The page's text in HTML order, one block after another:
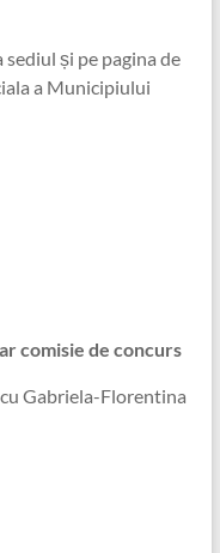
sediul și pe pagina de
a Municipiului
de concurs
Florentina